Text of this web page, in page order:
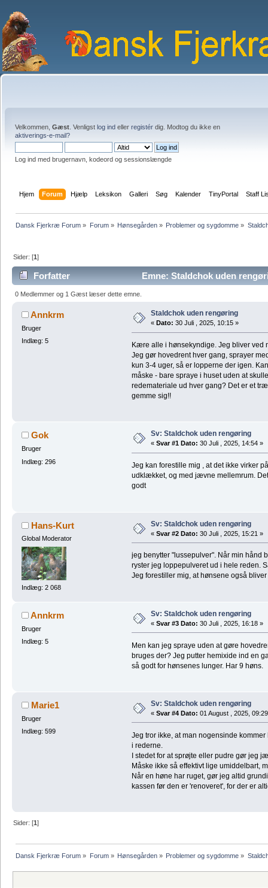
Velkommen, Gæst . Venligst log ind eller registér dig. Modtog du ikke en
aktiverings-e-mail?
Log ind med brugernavn, kodeord og sessionslængde
Hjem Forum Hjælp Leksikon Galleri Søg Kalender TinyPortal Staff
Dansk Fjerkræ Forum » Forum» Hønsegården» Problemer og sygdomme »
Sider: [1]
Forfatter Emne: Staldchok uden
0 Medlemmer og 1 Gæst læser dette emne.
Annkrm
Bruger
Indlæg: 5
Staldchok uden rengøring
« Dato: 30 Juli , 2025, 10:15 »
Kære alle i hønsekyndige. Jeg bliver ved
Jeg gør hovedrent hver gang, sprayer
kun 3-4 uger, så er lopperne der igen.
måske - bare spraye i huset uden at
redemateriale ud hver gang? Det er et
gemme sig!!
Gok
Bruger
Indlæg: 296
Sv: Staldchok uden rengøring
« Svar #1 Dato: 30 Juli , 2025, 14:54 »
Jeg kan forestille mig , at det ikke virker
udklækket, og med jævne mellemrum.
godt
Hans-Kurt
Global Moderator
Indlæg: 2 068
Sv: Staldchok uden rengøring
« Svar #2 Dato: 30 Juli , 2025, 15:21 »
jeg benytter "lussepulver". Når min hånd
ryster jeg loppepulveret ud i hele reden.
Jeg forestiller mig, at hønsene også
Annkrm
Bruger
Indlæg: 5
Sv: Staldchok uden rengøring
« Svar #3 Dato: 30 Juli , 2025, 16:18 »
Men kan jeg spraye uden at gøre
bruges der? Jeg putter hemixide ind en
så godt for hønsenes lunger. Har 9 høns.
Marie1
Bruger
Indlæg: 599
Sv: Staldchok uden rengøring
« Svar #4 Dato: 01 August , 2025,
Jeg tror ikke, at man nogensinde
i rederne.
I stedet for at sprøjte eller pudre gør jeg
Måske ikke så effektivt lige umiddelbart,
Når en høne har ruget, gør jeg altid
kassen før den er 'renoveret', for der er
Sider: [1]
Dansk Fjerkræ Forum » Forum» Hønsegården» Problemer og sygdomme »